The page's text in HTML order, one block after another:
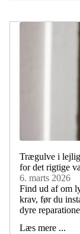
Trægulve i
for det rigtige
6. marts 2026
Find ud af om
krav, før du
dyre
Læs mere ...